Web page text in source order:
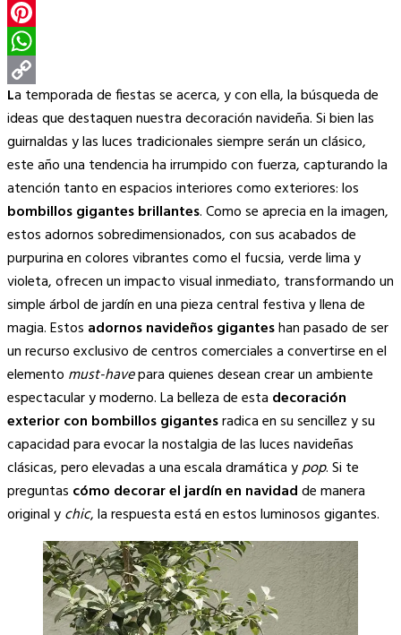
Twitter
Pinterest
WhatsApp
Copy
Link
La temporada de fiestas se acerca, y con ella, la búsqueda de
ideas que destaquen nuestra decoración navideña. Si bien las
guirnaldas y las luces tradicionales siempre serán un clásico,
este año una tendencia ha irrumpido con fuerza, capturando la
atención tanto en espacios interiores como exteriores: los
bombillos gigantes brillantes. Como se aprecia en la imagen,
estos adornos sobredimensionados, con sus acabados de
purpurina en colores vibrantes como el fucsia, verde lima y
violeta, ofrecen un impacto visual inmediato, transformando un
simple árbol de jardín en una pieza central festiva y llena de
magia. Estos adornos navideños giganteshan pasado de ser
un recurso exclusivo de centros comerciales a convertirse en el
elemento must-havepara quienes desean crear un ambiente
espectacular y moderno. La belleza de esta decoración
exterior con bombillos gigantesradica en su sencillez y su
capacidad para evocar la nostalgia de las luces navideñas
clásicas, pero elevadas a una escala dramática ypop. Si te
preguntas cómo decorar el jardín en navidadde manera
original ychic, la respuesta está en estos luminosos gigantes.